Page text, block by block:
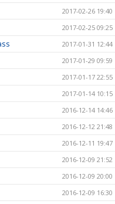
2017-02-26 19:40
2017-02-25 09:25
2017-01-31 12:44
2017-01-29 09:59
2017-01-17 22:55
2017-01-14 10:15
2016-12-14 14:46
2016-12-12 21:48
2016-12-11 19:47
2016-12-09 21:52
2016-12-09 20:00
2016-12-09 16:30